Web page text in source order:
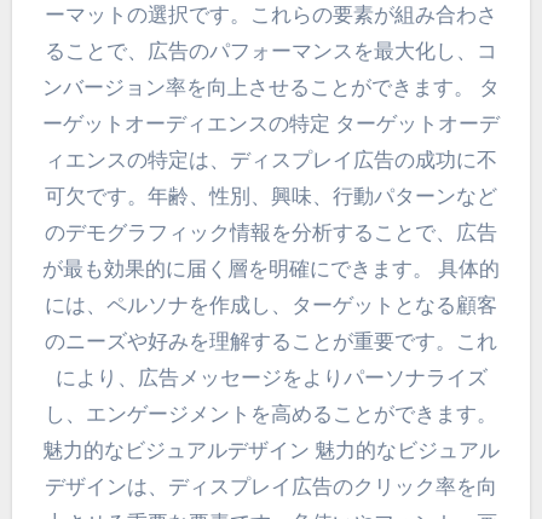
ーマットの選択です。これらの要素が組み合わさ
ることで、広告のパフォーマンスを最大化し、コ
ンバージョン率を向上させることができます。 タ
ーゲットオーディエンスの特定 ターゲットオーデ
ィエンスの特定は、ディスプレイ広告の成功に不
可欠です。年齢、性別、興味、行動パターンなど
のデモグラフィック情報を分析することで、広告
が最も効果的に届く層を明確にできます。 具体的
には、ペルソナを作成し、ターゲットとなる顧客
のニーズや好みを理解することが重要です。これ
により、広告メッセージをよりパーソナライズ
し、エンゲージメントを高めることができます。
魅力的なビジュアルデザイン 魅力的なビジュアル
デザインは、ディスプレイ広告のクリック率を向